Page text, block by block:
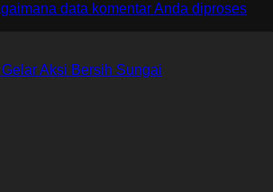
data komentar Anda diproses
Aksi Bersih Sungai